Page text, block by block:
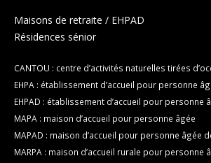
Maisons de retraite / EHPAD
Résidences sénior
CANTOU : centre d’activités naturelles tirées
EHPA : établissement d’accueil pour personne
EHPAD : établissement d’accueil pour personne
MAPA : maison d’accueil pour personne âgée
MAPAD : maison d’accueil pour personne âgée
MARPA : maison d’accueil rurale pour personne